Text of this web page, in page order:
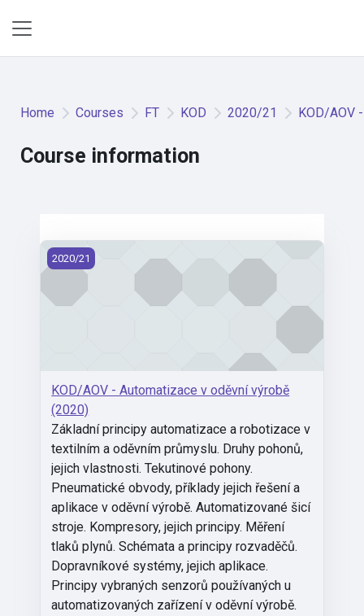
Home Courses FT KOD 2020/21 KOD/AOV
Course information
KOD/AOV - Automatizace v oděvní výrobě (2020)
2020/21
KOD/AOV - Automatizace v oděvní výrobě
(2020)
Základní principy automatizace a robotizace v
textilním a oděvním průmyslu. Druhy pohonů,
jejich vlastnosti. Tekutinové pohony.
Pneumatické obvody, příklady jejich řešení a
aplikace v oděvní výrobě. Automatizované šicí
stroje. Kompresory, jejich principy. Měření
tlaků plynů. Schémata a principy rozvaděčů.
Dopravníkové systémy, jejich aplikace.
Principy vybraných senzorů používaných u
automatizovaných zařízení v oděvní výrobě.